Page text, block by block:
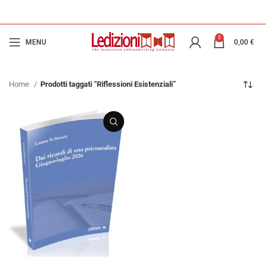
MENU
0
0,00 €
Home Prodotti taggati “Riflessioni Esistenziali”